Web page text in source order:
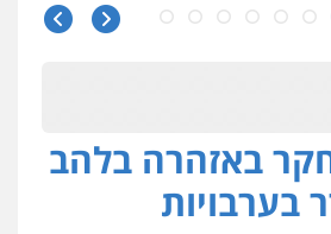
ממן
סייבר
ביאדי – משרד עורכי דין
דיני תעבורה מעצרים וחקירות
חמורה אסירים
באזהרה בלהב